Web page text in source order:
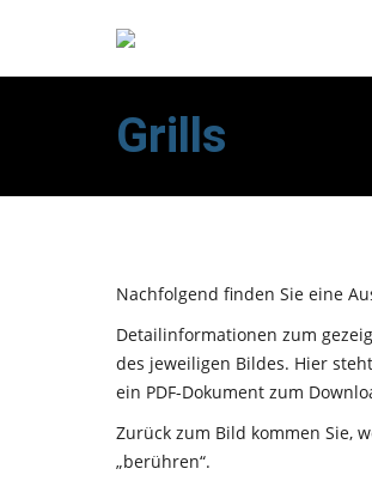
Grills
Nachfolgend finden Sie eine
Detailinformationen zum
des jeweiligen Bildes. Hier
ein PDF-Dokument zum
Zurück zum Bild kommen Sie,
„berühren“.